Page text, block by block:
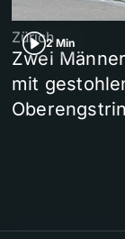
2 Min
Zürich
Zwei
mit